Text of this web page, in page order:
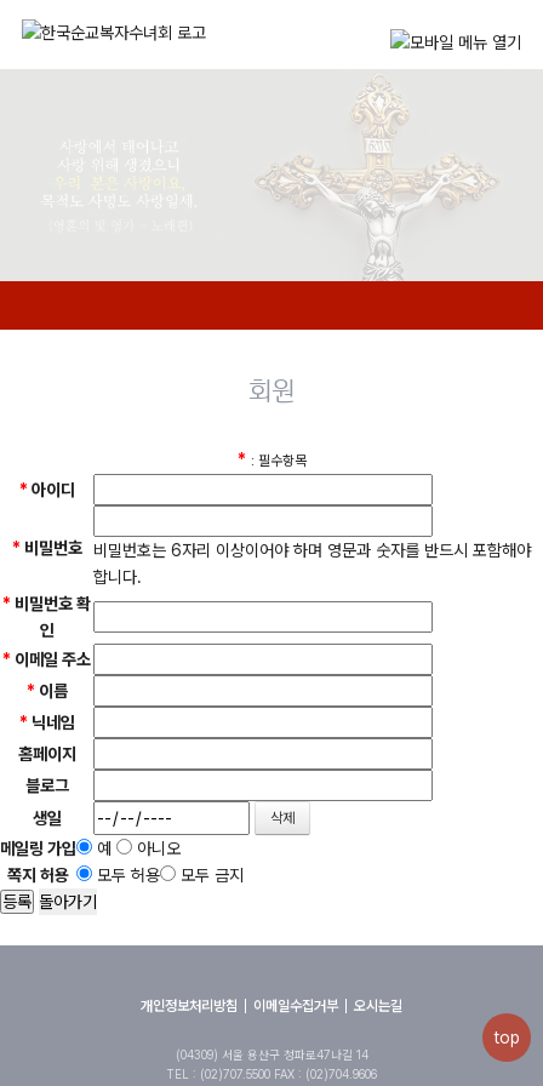
회원
* : 필수항목
* 아이디
* 비밀번호
비밀번호는 6자리 이상이어야 하며 영문과 숫자를 반드시 포함해야
합니다.
* 비밀번호 확
인
* 이메일 주소
* 이름
* 닉네임
홈페이지
블로그
생일
메일링 가입
예
아니오
쪽지 허용
모두 허용
모두 금지
돌아가기
개인정보처리방침 이메일수집거부 오시는길
(04309) 서울 용산구 청파로47나길 14
TEL : (02)707.5500 FAX : (02)704.9606
top